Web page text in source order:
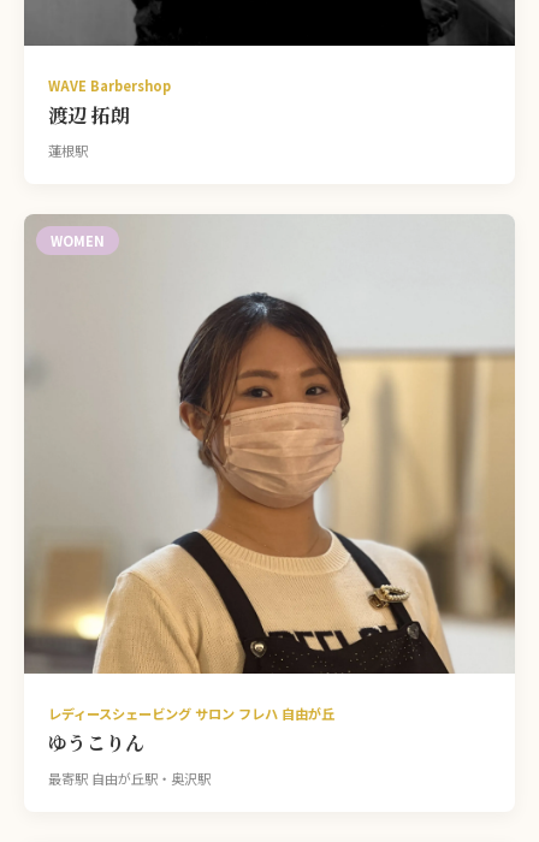
WAVE Barbershop
渡辺 拓朗
蓮根駅
WOMEN
レディースシェービング サロン フレハ 自由が丘
ゆうこりん
最寄駅 自由が丘駅・奥沢駅